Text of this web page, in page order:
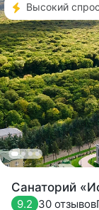
Высокий спрос
Санаторий
9.2 30 отзывов